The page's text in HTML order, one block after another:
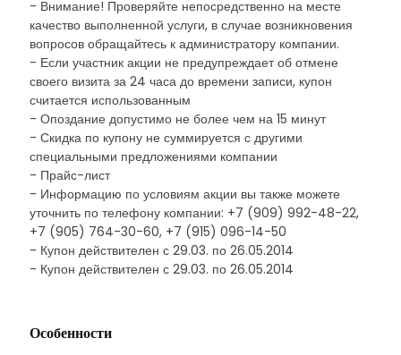
- Внимание! Проверяйте непосредственно на месте
качество выполненной услуги, в случае возникновения
вопросов обращайтесь к администратору компании.
- Если участник акции не предупреждает об отмене
своего визита за 24 часа до времени записи, купон
считается использованным
- Опоздание допустимо не более чем на 15 минут
- Скидка по купону не суммируется с другими
специальными предложениями компании
- Прайс-лист
- Информацию по условиям акции вы также можете
уточнить по телефону компании: +7 (909) 992-48-22,
+7 (905) 764-30-60, +7 (915) 096-14-50
- Купон действителен с 29.03. по 26.05.2014
- Купон действителен с 29.03. по 26.05.2014
Особенности